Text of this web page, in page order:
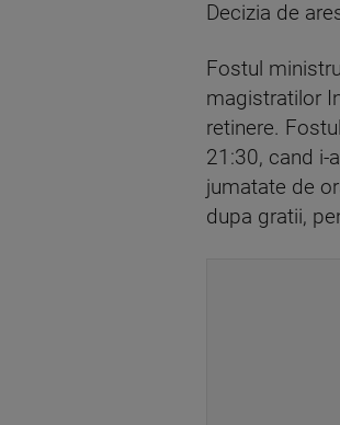
Decizia de
Fostul
magistratilor
retinere.
21:30, cand i-
jumatate de
dupa gratii,